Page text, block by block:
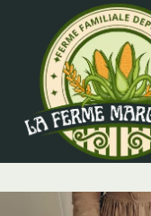
contenu